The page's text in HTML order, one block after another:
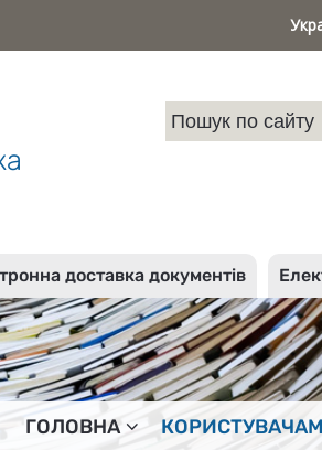
доставка документів
ГОЛОВНА КОРИСТУВАЧАМ